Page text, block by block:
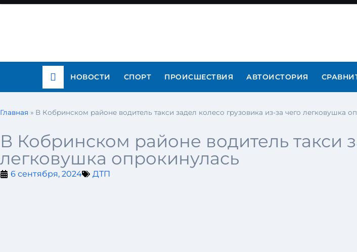
НОВОСТИ СПОРТ ПРОИСШЕСТВИЯ АВТОИСТОРИЯ
Главная » В Кобринском районе водитель такси задел колесо грузовика из-за чего легковушка
В Кобринском районе водитель такси
легковушка опрокинулась
6 сентября, 2024 ДТП